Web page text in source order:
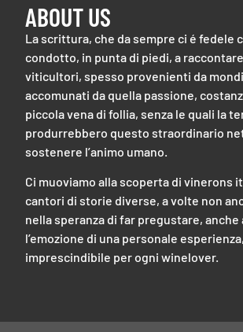
ABOUT US
La scrittura, che da sempre ci é fedele
condotto, in punta di piedi, a
viticultori, spesso provenienti da
accomunati da quella passione,
piccola vena di follia, senza le quali la
produrrebbero questo straordinario
sostenere l’animo umano.
Ci muoviamo alla scoperta di vinerons
cantori di storie diverse, a volte non
nella speranza di far pregustare,
l’emozione di una personale esperienza,
imprescindibile per ogni winelover.